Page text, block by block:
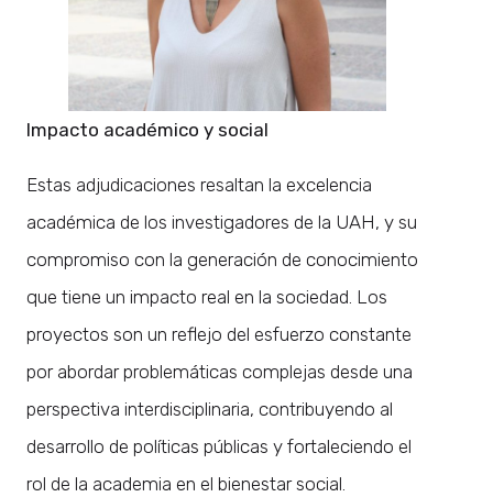
Impacto académico y social
Estas adjudicaciones resaltan la excelencia
académica de los investigadores de la UAH, y su
compromiso con la generación de conocimiento
que tiene un impacto real en la sociedad. Los
proyectos son un reflejo del esfuerzo constante
por abordar problemáticas complejas desde una
perspectiva interdisciplinaria, contribuyendo al
desarrollo de políticas públicas y fortaleciendo el
rol de la academia en el bienestar social.